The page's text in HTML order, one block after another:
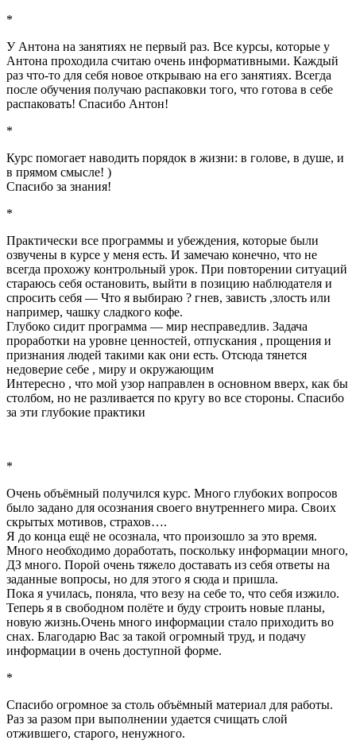
*
У Антона на занятиях не первый раз. Все курсы, которые у
Антона проходила считаю очень информативными. Каждый
раз что-то для себя новое открываю на его занятиях. Всегда
после обучения получаю распаковки того, что готова в себе
распаковать! Спасибо Антон!
*
Курс помогает наводить порядок в жизни: в голове, в душе, и
в прямом смысле! )
Спасибо за знания!
*
Практически все программы и убеждения, которые были
озвучены в курсе у меня есть. И замечаю конечно, что не
всегда прохожу контрольный урок. При повторении ситуаций
стараюсь себя остановить, выйти в позицию наблюдателя и
спросить себя — Что я выбираю ? гнев, зависть ,злость или
например, чашку сладкого кофе.
Глубоко сидит программа — мир несправедлив. Задача
проработки на уровне ценностей, отпускания , прощения и
признания людей такими как они есть. Отсюда тянется
недоверие себе , миру и окружающим
Интересно , что мой узор направлен в основном вверх, как бы
столбом, но не разливается по кругу во все стороны. Спасибо
за эти глубокие практики
*
Очень объёмный получился курс. Много глубоких вопросов
было задано для осознания своего внутреннего мира. Своих
скрытых мотивов, страхов….
Я до конца ещё не осознала, что произошло за это время.
Много необходимо доработать, поскольку информации много,
ДЗ много. Порой очень тяжело доставать из себя ответы на
заданные вопросы, но для этого я сюда и пришла.
Пока я училась, поняла, что везу на себе то, что себя изжило.
Теперь я в свободном полёте и буду строить новые планы,
новую жизнь.Очень много информации стало приходить во
снах. Благодарю Вас за такой огромный труд, и подачу
информации в очень доступной форме.
*
Спасибо огромное за столь объёмный материал для работы.
Раз за разом при выполнении удается счищать слой
отжившего, старого, ненужного.